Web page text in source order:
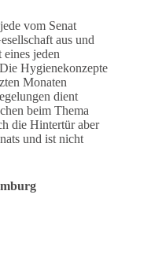
vom Senat
aus und
eines jeden
Hygienekonzepte
Monaten
dient
beim Thema
die Hintertür aber
und ist nicht